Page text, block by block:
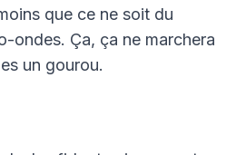
que ce ne soit du
ondes. Ça, ça ne marchera
un gourou.